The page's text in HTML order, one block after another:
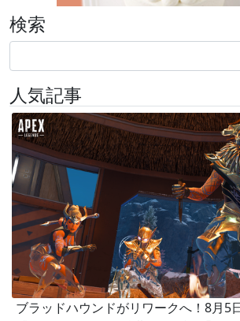
検索
人気記事
ブラッドハウンドがリワークへ！8月5